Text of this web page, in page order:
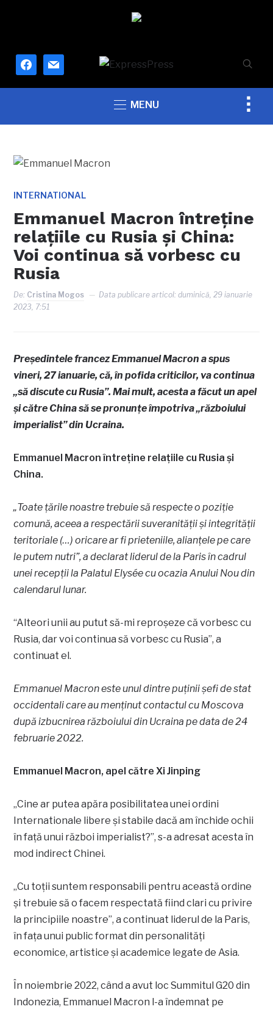
facebook
mail
MENU
INTERNATIONAL
Emmanuel Macron întreține
relațiile cu Rusia și China:
Voi continua să vorbesc cu
Rusia
De: Cristina Mogos Data publicare articol:duminică, 29 ianuarie
2023, 7:51
Președintele francez Emmanuel Macron a spus
vineri, 27 ianuarie, că, în pofida criticilor, va continua
„să discute cu Rusia”. Mai mult, acesta a făcut un apel
și către China să se pronunțe împotriva „războiului
imperialist” din Ucraina.
Emmanuel Macron întreține relațiile cu Rusia și
China.
„Toate țările noastre trebuie să respecte o poziție
comună, aceea a respectării suveranității și integrității
teritoriale (…) oricare ar fi prieteniile, alianțele pe care
le putem nutri”, a declarat liderul de la Paris în cadrul
unei recepții la Palatul Elysée cu ocazia Anului Nou din
calendarul lunar.
“Alteori unii au putut să-mi reproșeze că vorbesc cu
Rusia, dar voi continua să vorbesc cu Rusia”, a
continuat el.
Emmanuel Macron este unul dintre puținii șefi de stat
occidentali care au menținut contactul cu Moscova
după izbucnirea războiului din Ucraina pe data de 24
februarie 2022.
Emmanuel Macron, apel către Xi Jinping
„Cine ar putea apăra posibilitatea unei ordini
Internationale libere și stabile dacă am închide ochii
în față unui război imperialist?”, s-a adresat acesta în
mod indirect Chinei.
„Cu toții suntem responsabili pentru această ordine
și trebuie să o facem respectată fiind clari cu privire
la principiile noastre”, a continuat liderul de la Paris,
în fața unui public format din personalități
economice, artistice și academice legate de Asia.
În noiembrie 2022, când a avut loc Summitul G20 din
Indonezia, Emmanuel Macron l-a îndemnat pe